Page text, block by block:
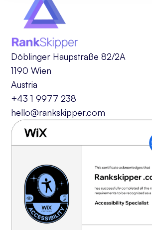
Döblinger Haupstraße 82/2A
1190 Wien
Austria
+43 1 9977 238
hello@rankskipper.com